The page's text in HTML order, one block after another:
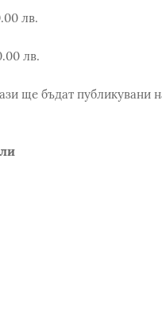
лв.
лв.
ще бъдат публикувани